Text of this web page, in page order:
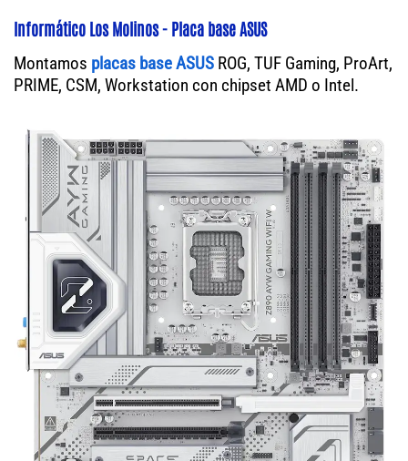
Informático Los Molinos - Placa base ASUS
Montamos placas base ASUS ROG, TUF Gaming, ProArt,
PRIME, CSM, Workstation con chipset AMD o Intel.